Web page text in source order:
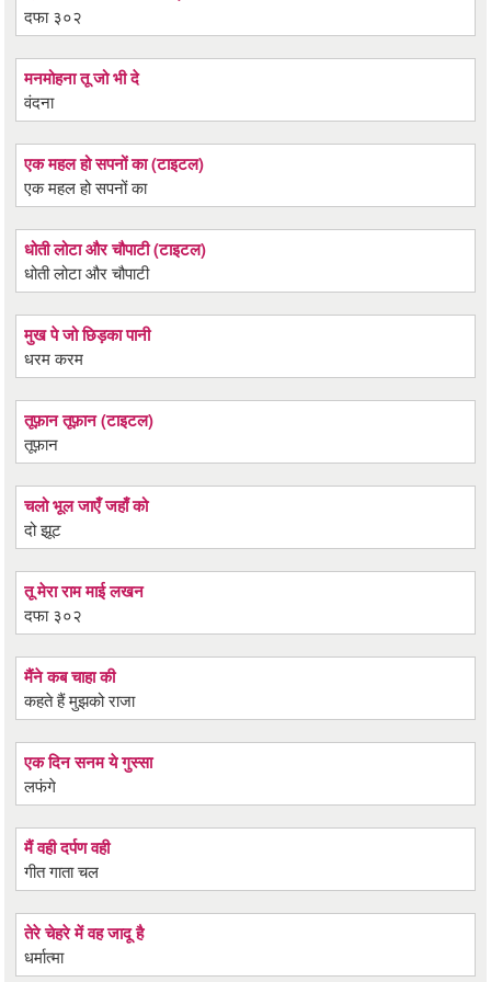
दफा ३०२
मनमोहना तू जो भी दे
वंदना
एक महल हो सपनों का (टाइटल)
एक महल हो सपनों का
धोती लोटा और चौपाटी (टाइटल)
धोती लोटा और चौपाटी
मुख पे जो छिड़का पानी
धरम करम
तूफ़ान तूफ़ान (टाइटल)
तूफ़ान
चलो भूल जाएँ जहाँ को
दो झूट
तू मेरा राम माई लखन
दफा ३०२
मैंने कब चाहा की
कहते हैं मुझको राजा
एक दिन सनम ये गुस्सा
लफंगे
मैं वही दर्पण वही
गीत गाता चल
तेरे चेहरे में वह जादू है
धर्मात्मा